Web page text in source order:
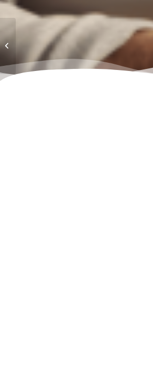
Hoe lees je Openbaring?